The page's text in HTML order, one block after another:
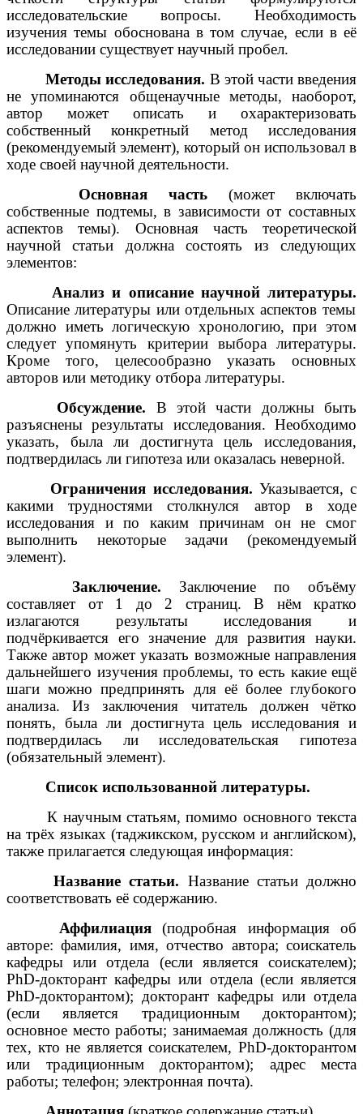
исследовательские вопросы. Необходимость
изучения темы обоснована в том случае, если в её
исследовании существует научный пробел.
Методы исследования. В этой части введения
не упоминаются общенаучные методы, наоборот,
автор может описать и охарактеризовать
собственный конкретный метод исследования
(рекомендуемый элемент), который он использовал в
ходе своей научной деятельности.
Основная часть(может включать
собственные подтемы, в зависимости от составных
аспектов темы). Основная часть теоретической
научной статьи должна состоять из следующих
элементов:
Анализ и описание научной литературы.
Описание литературы или отдельных аспектов темы
должно иметь логическую хронологию, при этом
следует упомянуть критерии выбора литературы.
Кроме того, целесообразно указать основных
авторов или методику отбора литературы.
Обсуждение. В этой части должны быть
разъяснены результаты исследования. Необходимо
указать, была ли достигнута цель исследования,
подтвердилась ли гипотеза или оказалась неверной.
Ограничения исследования. Указывается, с
какими трудностями столкнулся автор в ходе
исследования и по каким причинам он не смог
выполнить некоторые задачи (рекомендуемый
элемент).
Заключение. Заключение по объёму
составляет от 1 до 2 страниц. В нём кратко
излагаются результаты исследования и
подчёркивается его значение для развития науки.
Также автор может указать возможные направления
дальнейшего изучения проблемы, то есть какие ещё
шаги можно предпринять для её более глубокого
анализа. Из заключения читатель должен чётко
понять, была ли достигнута цель исследования и
подтвердилась ли исследовательская гипотеза
(обязательный элемент).
Список использованной литературы.
К научным статьям, помимо основного текста
на трёх языках (таджикском, русском и английском),
также прилагается следующая информация:
Название статьи. Название статьи должно
соответствовать её содержанию.
Аффилиация(подробная информация об
авторе: фамилия, имя, отчество автора; соискатель
кафедры или отдела (если является соискателем);
PhD-докторант кафедры или отдела (если является
PhD-докторантом); докторант кафедры или отдела
(если является традиционным докторантом);
основное место работы; занимаемая должность (для
тех, кто не является соискателем, PhD-докторантом
или традиционным докторантом); адрес места
работы; телефон; электронная почта).